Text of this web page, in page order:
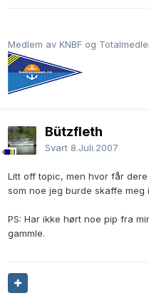
Medlem av KNBF og
Bützfleth
Svart 8.Juli.2007
Litt off topic, men hvor får
som noe jeg burde skaffe meg
PS: Har ikke hørt noe pip fra
gammle.